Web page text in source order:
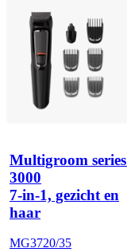
Multigroom series
3000
7-in-1, gezicht en
haar
MG3720/35